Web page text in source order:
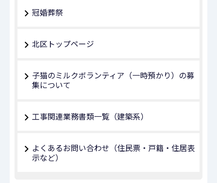
冠婚葬祭
北区トップページ
子猫のミルクボランティア（一時預かり）の募
集について
工事関連業務書類一覧（建築系）
よくあるお問い合わせ（住民票・戸籍・住居表
示など）